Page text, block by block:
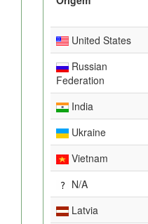
United States
Russian
Federation
India
Ukraine
Vietnam
N/A
Latvia